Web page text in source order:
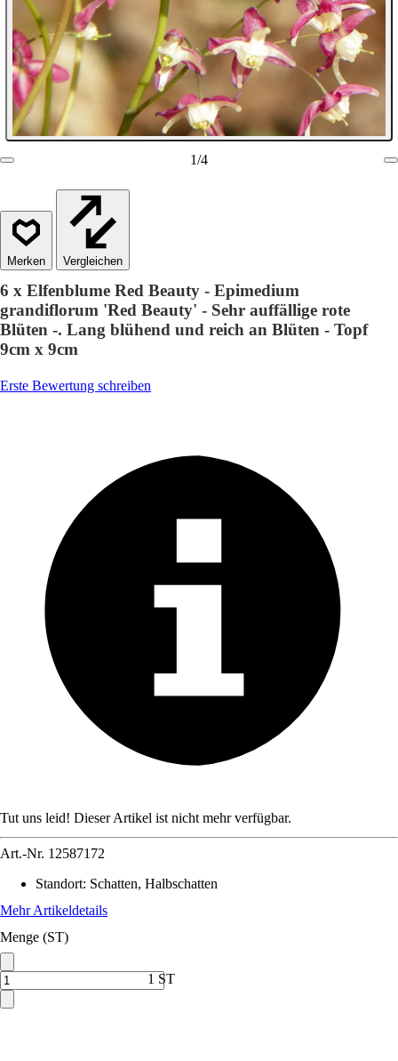
1/4
Vergleichen
6 x Elfenblume Red Beauty - Epimedium
grandiflorum 'Red Beauty' - Sehr auffällige rote
Blüten -. Lang blühend und reich an Blüten - Topf
9cm x 9cm
Erste Bewertung schreiben
Tut uns leid! Dieser Artikel ist nicht mehr verfügbar.
Art.-Nr. 12587172
Standort: Schatten, Halbschatten
Mehr Artikeldetails
Menge (ST)
1 ST